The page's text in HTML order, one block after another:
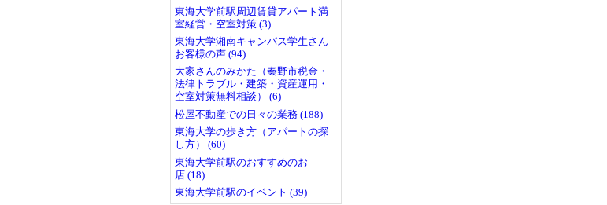
東海大学前駅周辺賃貸アパート満
室経営・空室対策 (3)
東海大学湘南キャンパス学生さん
お客様の声 (94)
大家さんのみかた（秦野市税金・
法律トラブル・建築・資産運用・
空室対策無料相談） (6)
松屋不動産での日々の業務 (188)
東海大学の歩き方（アパートの探
し方） (60)
東海大学前駅のおすすめのお
店 (18)
東海大学前駅のイベント (39)